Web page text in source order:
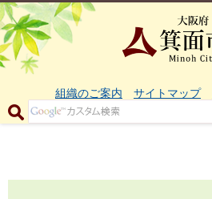
組織のご案内 サイトマップ